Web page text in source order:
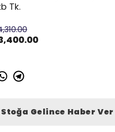
Tk.
Stoğa Gelince Haber Ver